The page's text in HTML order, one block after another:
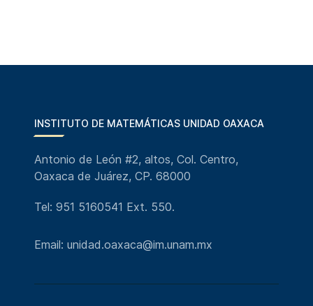
INSTITUTO DE MATEMÁTICAS UNIDAD OAXACA
Antonio de León #2, altos, Col. Centro,
Oaxaca de Juárez, CP. 68000
Tel: 951 5160541 Ext. 550.
Email: unidad.oaxaca@im.unam.mx